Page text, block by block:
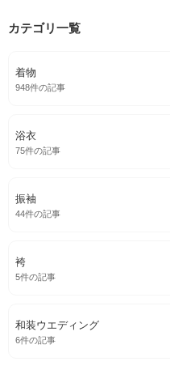
カテゴリ一覧
着物
948件の記事
浴衣
75件の記事
振袖
44件の記事
袴
5件の記事
和装ウエディング
6件の記事